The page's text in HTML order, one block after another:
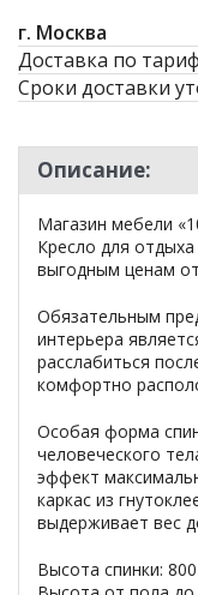
г. Москва
Доставка по
Сроки доставки
Описание:
Магазин мебели
Кресло для
выгодным ценам
Обязательным
интерьера
расслабиться
комфортно
Особая форма
человеческого
эффект
каркас из
выдерживает вес
Высота спинки: 800